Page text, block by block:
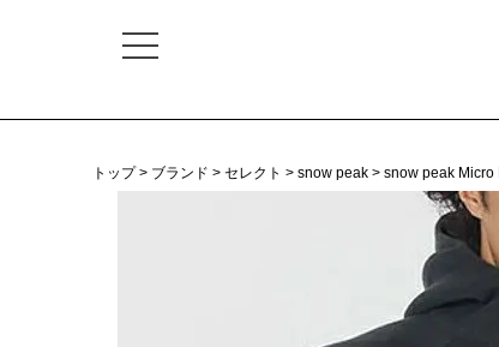
トップ ブランド セレクト snow peak snow peak Micro